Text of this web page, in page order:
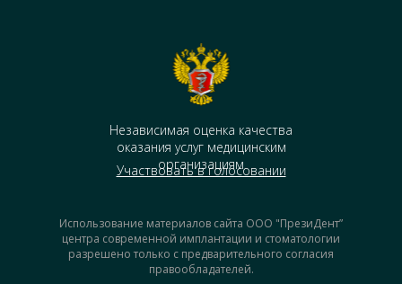
Использование материалов сайта ООО "ПрезиДент”
центра современной имплантации и стоматологии
разрешено только с предварительного согласия
правообладателей.
Участвовать в голосовании
Независимая оценка качества
оказания услуг медицинским
организациям